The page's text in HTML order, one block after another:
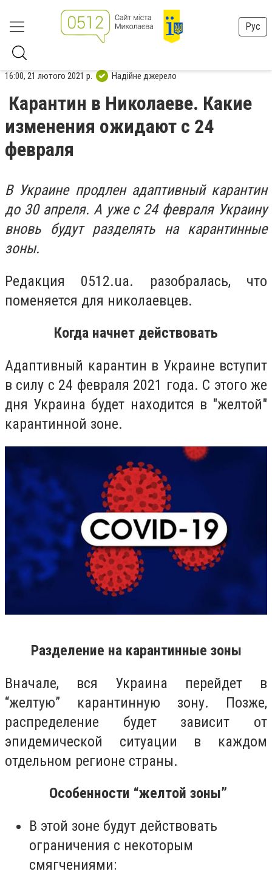
Рус
16:00, 21 лютого 2021 р. Надійне джерело
Карантин в Николаеве. Какие
изменения ожидают с 24
февраля
В Украине продлен адаптивный карантин
до 30 апреля. А уже с 24 февраля Украину
вновь будут разделять на карантинные
зоны.
Редакция 0512.ua. разобралась, что
поменяется для николаевцев.
Когда начнет действовать
Адаптивный карантин в Украине вступит
в силу с 24 февраля 2021 года. С этого же
дня Украина будет находится в "желтой"
карантинной зоне.
Разделение на карантинные зоны
Вначале, вся Украина перейдет в
“желтую” карантинную зону. Позже,
распределение будет зависит от
эпидемической ситуации в каждом
отдельном регионе страны.
Особенности “желтой зоны”
В этой зоне будут действовать
ограничения с некоторым
смягчениями: